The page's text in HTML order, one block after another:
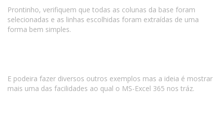
Prontinho, verifiquem que todas as colunas da base foram
selecionadas e as linhas escolhidas foram extraídas de uma
forma bem simples.
E podeira fazer diversos outros exemplos mas a ideia é mostrar
mais uma das facilidades ao qual o MS-Excel 365 nos tráz.